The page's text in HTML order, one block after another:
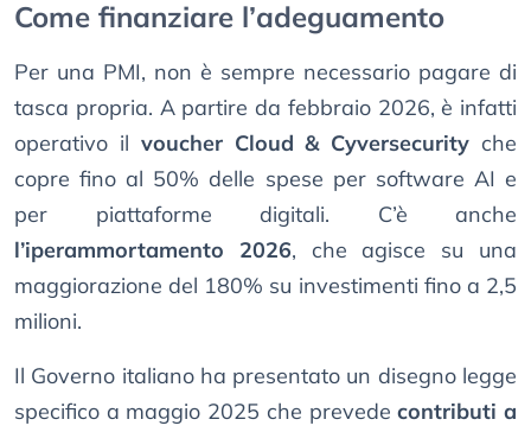
Come finanziare l’adeguamento
Per una PMI, non è sempre necessario pagare di
tasca propria. A partire da febbraio 2026, è infatti
operativo il voucher Cloud & Cyversecurity che
copre fino al 50% delle spese per software AI e
per piattaforme digitali. C’è anche
l’iperammortamento 2026, che agisce su una
maggiorazione del 180% su investimenti fino a 2,5
milioni.
Il Governo italiano ha presentato un disegno legge
specifico a maggio 2025 che prevedecontributi a